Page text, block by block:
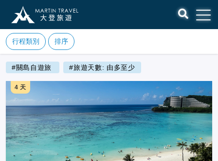
行程類別 排序
#關島自遊旅 #旅遊天數: 由多至少
4 天